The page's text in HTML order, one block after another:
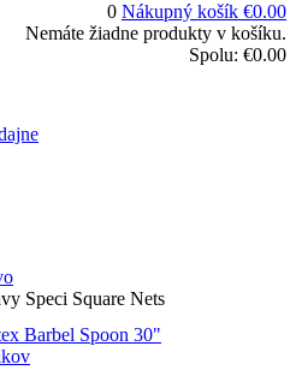
0 Nákupný košík €0.00
Nemáte žiadne produkty v košíku.
Spolu: €0.00
Speci Square Nets
Barbel Spoon 30"